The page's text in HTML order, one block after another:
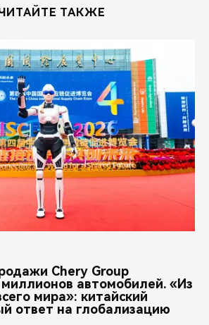
ТАКЖЕ
Chery Group
автомобилей. «Из
мира»: китайский
ответ на глобализацию